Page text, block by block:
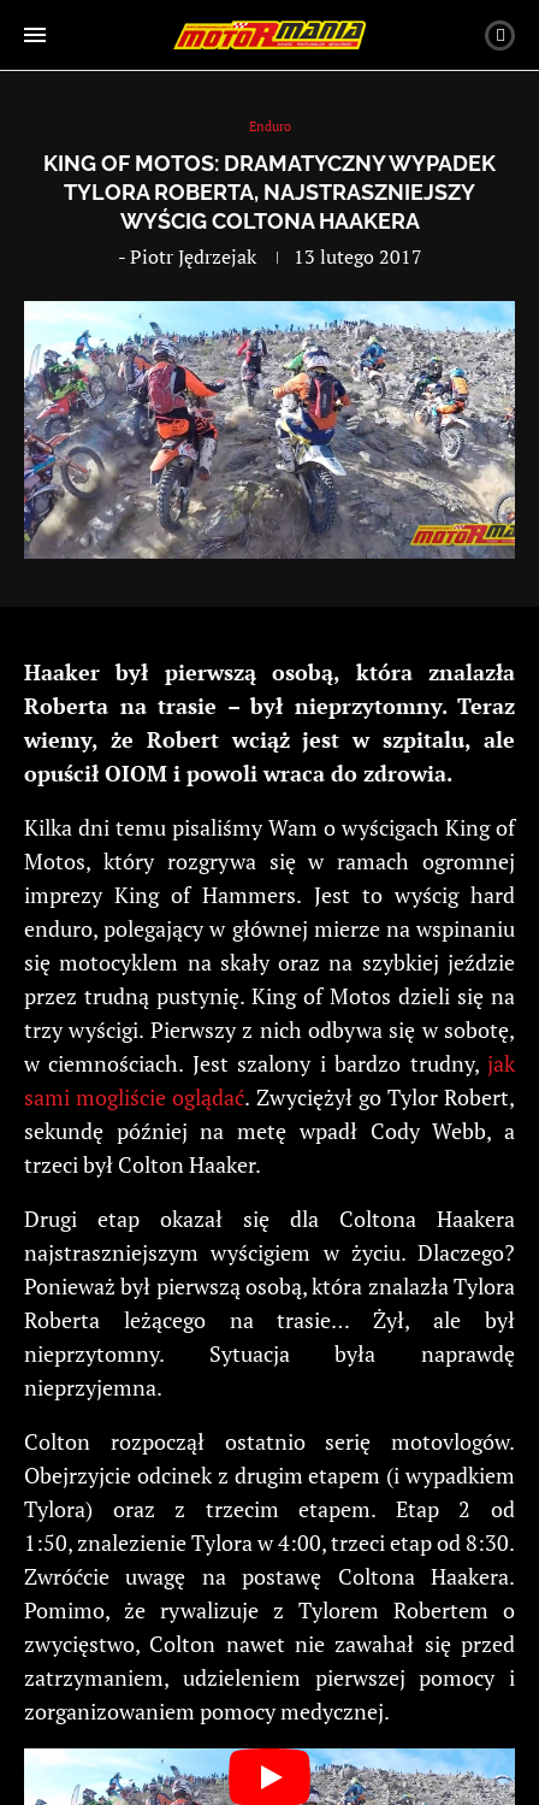
Enduro
KING OF MOTOS: DRAMATYCZNY WYPADEK
TYLORA ROBERTA, NAJSTRASZNIEJSZY
WYŚCIG COLTONA HAAKERA
-Piotr Jędrzejak 13 lutego 2017
Haaker był pierwszą osobą, która znalazła
Roberta na trasie – był nieprzytomny. Teraz
wiemy, że Robert wciąż jest w szpitalu, ale
opuścił OIOM i powoli wraca do zdrowia.
Kilka dni temu pisaliśmy Wam o wyścigach King of
Motos, który rozgrywa się w ramach ogromnej
imprezy King of Hammers. Jest to wyścig hard
enduro, polegający w głównej mierze na wspinaniu
się motocyklem na skały oraz na szybkiej jeździe
przez trudną pustynię. King of Motos dzieli się na
trzy wyścigi. Pierwszy z nich odbywa się w sobotę,
w ciemnościach. Jest szalony i bardzo trudny, jak
sami mogliście oglądać. Zwyciężył go Tylor Robert,
sekundę później na metę wpadł Cody Webb, a
trzeci był Colton Haaker.
Drugi etap okazał się dla Coltona Haakera
najstraszniejszym wyścigiem w życiu. Dlaczego?
Ponieważ był pierwszą osobą, która znalazła Tylora
Roberta leżącego na trasie… Żył, ale był
nieprzytomny. Sytuacja była naprawdę
nieprzyjemna.
Colton rozpoczął ostatnio serię motovlogów.
Obejrzyjcie odcinek z drugim etapem (i wypadkiem
Tylora) oraz z trzecim etapem. Etap 2 od
1:50, znalezienie Tylora w 4:00, trzeci etap od 8:30.
Zwróćcie uwagę na postawę Coltona Haakera.
Pomimo, że rywalizuje z Tylorem Robertem o
zwycięstwo, Colton nawet nie zawahał się przed
zatrzymaniem, udzieleniem pierwszej pomocy i
zorganizowaniem pomocy medycznej.